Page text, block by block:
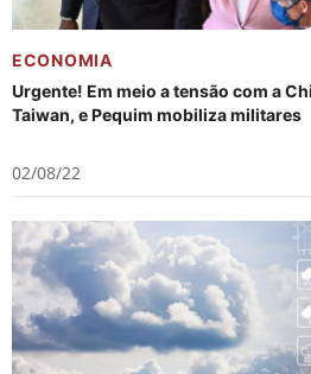
ECONOMIA
Urgente! Em meio a tensão com a
Taiwan, e Pequim mobiliza militares
02/08/22